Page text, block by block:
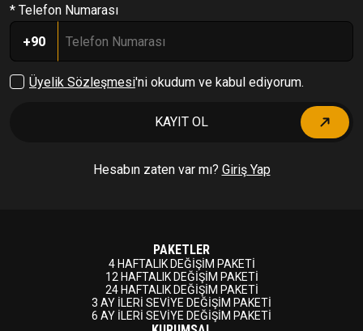
* Telefon Numarası
+90
Üyelik Sözleşmesi'ni okudum ve kabul ediyorum.
KAYIT OL
Hesabın zaten var mı? Giriş Yap
PAKETLER
4 HAFTALIK DEĞİŞİM PAKETİ
12 HAFTALIK DEĞİŞİM PAKETİ
24 HAFTALIK DEĞİŞİM PAKETİ
3 AY İLERİ SEVİYE DEĞİŞİM PAKETİ
6 AY İLERİ SEVİYE DEĞİŞİM PAKETİ